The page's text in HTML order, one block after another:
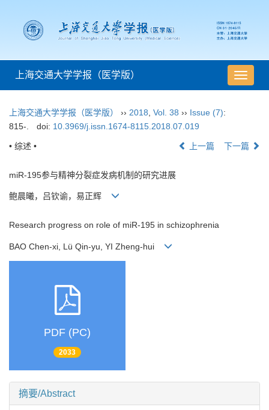
导
航
上海交通大学学报（医学版）
上海交通大学学报（医学版） ›› 2018 Vol. 38 ›› Issue (7):
815-.
doi: 10.3969/j.issn.1674-8115.2018.07.019
• 综述 • 上一篇 下一篇
miR-195参与精神分裂症发病机制的研究进展
鲍晨曦，吕钦谕，易正辉
Research progress on role of miR-195 in schizophrenia
BAO Chen-xi, Lü Qin-yu, YI Zheng-hui
PDF (PC)
2033
摘要/Abstract